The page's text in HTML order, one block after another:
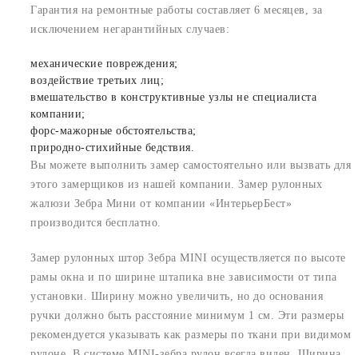
Гарантия на ремонтные работы составляет 6 месяцев, за
исключением негарантийных случаев:
механические повреждения;
воздействие третьих лиц;
вмешательство в конструктивные узлы не специалиста
компании;
форс-мажорные обстоятельства;
природно-стихийные бедствия.
Вы можете выполнить замер самостоятельно или вызвать для
этого замерщиков из нашей компании. Замер рулонных
жалюзи Зебра Мини от компании «ИнтерьерБест»
производится бесплатно.
Замер рулонных штор Зебра MINI осуществляется по высоте
рамы окна и по ширине штапика вне зависимости от типа
установки. Ширину можно увеличить, но до основания
ручки должно быть расстояние минимум 1 см. Эти размеры
рекомендуется указывать как размеры по ткани при видимом